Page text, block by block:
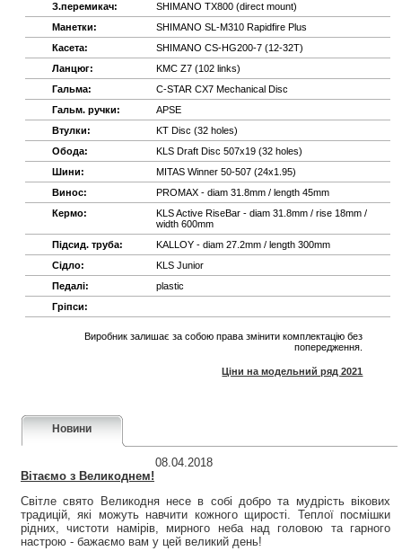
З.перемикач:
SHIMANO TX800 (direct mount)
Манетки:
SHIMANO SL-M310 Rapidfire Plus
Касета:
SHIMANO CS-HG200-7 (12-32T)
Ланцюг:
KMC Z7 (102 links)
Гальма:
C-STAR CX7 Mechanical Disc
Гальм. ручки:
APSE
Втулки:
KT Disc (32 holes)
Обода:
KLS Draft Disc 507x19 (32 holes)
Шини:
MITAS Winner 50-507 (24x1.95)
Винос:
PROMAX - diam 31.8mm / length 45mm
Кермо:
KLS Active RiseBar - diam 31.8mm / rise 18mm /
width 600mm
Підсид. труба:
KALLOY - diam 27.2mm / length 300mm
Сідло:
KLS Junior
Педалі:
plastic
Гріпси:
Виробник залишає за собою права змінити комплектацію без
попередження.
Ціни на модельний ряд 2021
Новини
08.04.2018
Вітаємо з Великоднем!
Світле свято Великодня несе в собі добро та мудрість вікових
традицій, які можуть навчити кожного щирості. Теплої посмішки
рідних, чистоти намірів, мирного неба над головою та гарного
настрою - бажаємо вам у цей великий день!